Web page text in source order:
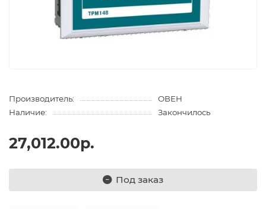
Производитель:
ОВЕН
Наличие:
Закончилось
27,012.00р.
Под заказ